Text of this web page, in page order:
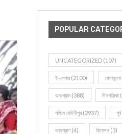
POPULAR
UNCATEGORIZED (107)
ই-পেপার (2100) খেলাধূলো
ঝাড়গ্রাম (388) দিনপঞ্জিকা
পশ্চিম মেদিনীপুর (2937)
বন্যপ্রাণ (4) বিনোদন (3)